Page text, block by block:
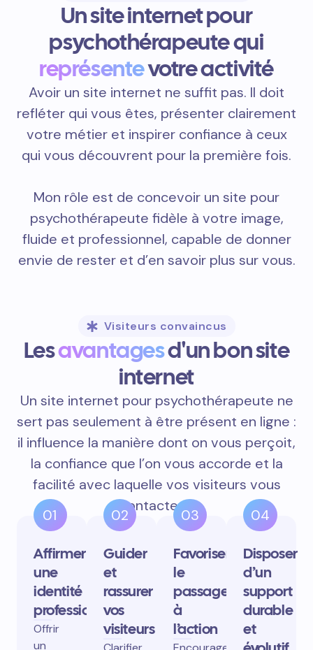
Un site internet pour
psychothérapeute qui
représentevotre activité
Avoir un site internet ne suffit pas. Il doit
refléter qui vous êtes, présenter clairement
votre métier et inspirer confiance à ceux
qui vous découvrent pour la première fois.
Mon rôle est de concevoir un site pour
psychothérapeute fidèle à votre image,
fluide et professionnel, capable de donner
envie de rester et d’en savoir plus sur vous.
Visiteurs convaincus
Lesavantagesd'un bon site
internet
Un site internet pour psychothérapeute ne
sert pas seulement à être présent en ligne :
il influence la manière dont on vous perçoit,
la confiance que l’on vous accorde et la
facilité avec laquelle vos visiteurs vous
contactent.
01
Affirmer
une
identité
professionnelle
Offrir
un
02
Guider
et
rassurer
vos
visiteurs
03
Favoriser
le
passage
à
l’action
04
Disposer
d’un
support
durable
et